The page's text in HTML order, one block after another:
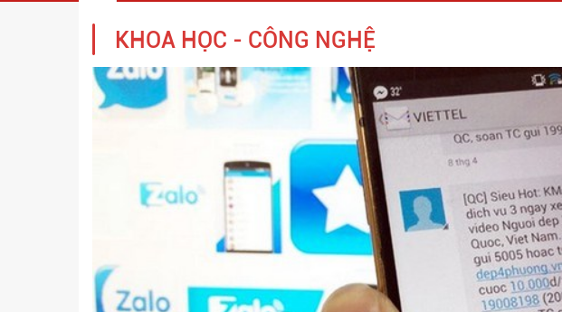
KHOA HỌC - CÔNG NGHỆ